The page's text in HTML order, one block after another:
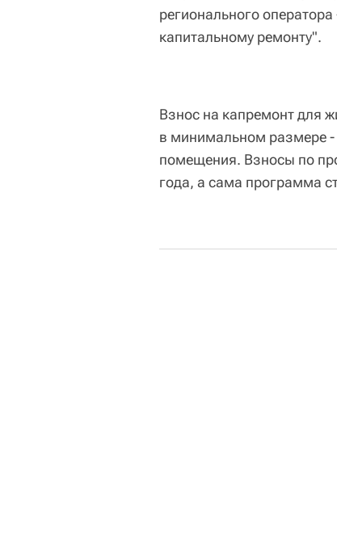
регионального
капитальному ремонту".
Взнос на капремонт для
в минимальном размере -
помещения. Взносы по
года, а сама программа